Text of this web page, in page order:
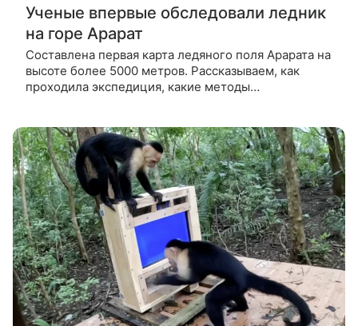
Ученые впервые обследовали ледник
на горе Арарат
Составлена первая карта ледяного поля Арарата на
высоте более 5000 метров. Рассказываем, как
проходила экспедиция, какие методы